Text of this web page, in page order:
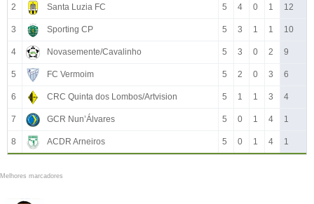
2 Santa Luzia FC 5 4 0 1 12
3 Sporting CP 5 3 1 1 10
4 Novasemente/Cavalinho 5 3 0 2 9
5 FC Vermoim 5 2 0 3 6
6 CRC Quinta dos Lombos/Artvision 5 1 1 3 4
7 GCR Nun’Álvares 5 0 1 4 1
8 ACDR Arneiros 5 0 1 4 1
Melhores marcadores